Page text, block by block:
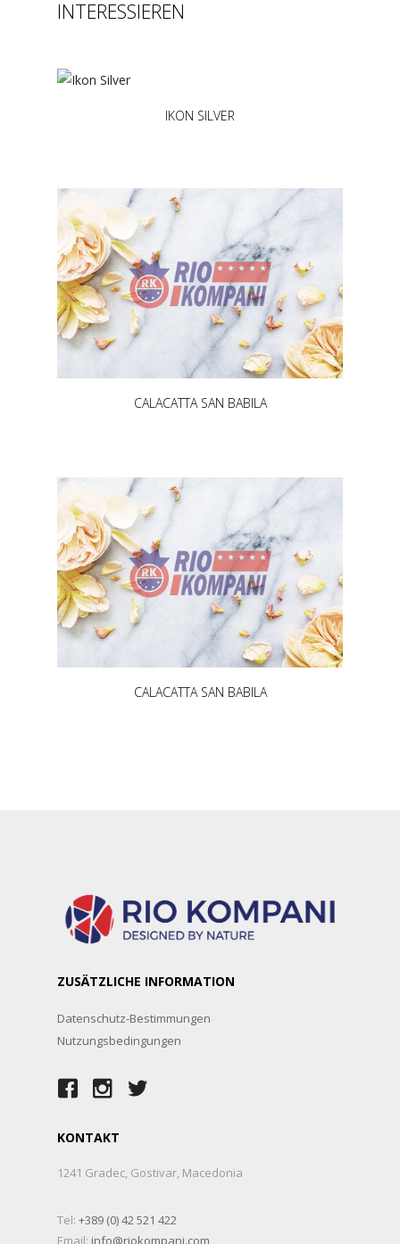
INTERESSIEREN
IKON SILVER
CALACATTA SAN BABILA
CALACATTA SAN BABILA
ZUSÄTZLICHE INFORMATION
Datenschutz-Bestimmungen
Nutzungsbedingungen
KONTAKT
1241 Gradec, Gostivar, Macedonia
Tel: +389 (0) 42 521 422
Email: info@riokompani.com